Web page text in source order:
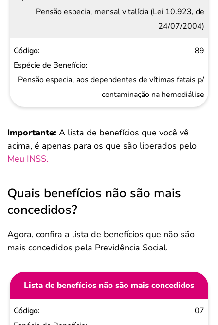
Pensão especial mensal vitalícia (Lei 10.923, de
24/07/2004)
89
Pensão especial aos dependentes de vítimas fatais p/
contaminação na hemodiálise
Importante: A lista de benefícios que você vê
acima, é apenas para os que são liberados pelo
Meu INSS.
Quais benefícios não são mais
concedidos?
Agora, confira a lista de benefícios que não são
mais concedidos pela Previdência Social.
Lista de benefícios não são mais concedidos
Código
07